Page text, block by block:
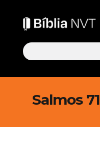
Salmos 71